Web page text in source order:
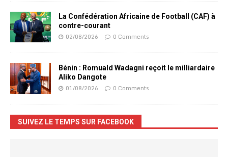
La Confédération Africaine de Football (CAF) à
contre-courant
02/08/2026 0 Comments
Bénin : Romuald Wadagni reçoit le milliardaire
Aliko Dangote
01/08/2026 0 Comments
SUIVEZ LE TEMPS SUR FACEBOOK